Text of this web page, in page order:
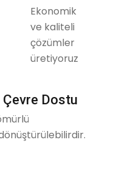
Ekonomik
ve kaliteli
çözümler
üretiyoruz
Çevre Dostu